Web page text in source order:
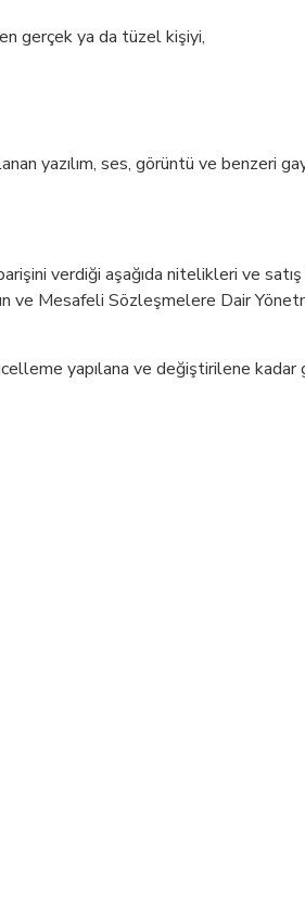
gerçek ya da tüzel kişiyi,
yazılım, ses, görüntü ve benzeri
verdiği aşağıda nitelikleri ve
ve Mesafeli Sözleşmelere Dair
yapılana ve değiştirilene kadar